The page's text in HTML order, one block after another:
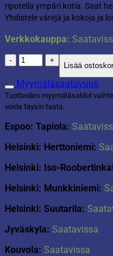
ripotella ympäri kotia. Saat
Yhdistele värejä ja kokoja ja
Verkkokauppa:
Paperikuusi
valkoinen
60cm
määrä
Lisää
Myymäläsaatavuus
Tuotteiden myymäläsaldot
voida täysin taata.
Espoo: Tapiola:
Helsinki: Herttoniemi:
Helsinki: Iso-
Helsinki: Munkkiniemi:
Helsinki: Suutarila:
Jyväskyla: Saatavissa
Kouvola: Saatavissa